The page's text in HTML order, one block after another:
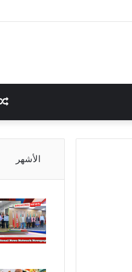
الأشهر